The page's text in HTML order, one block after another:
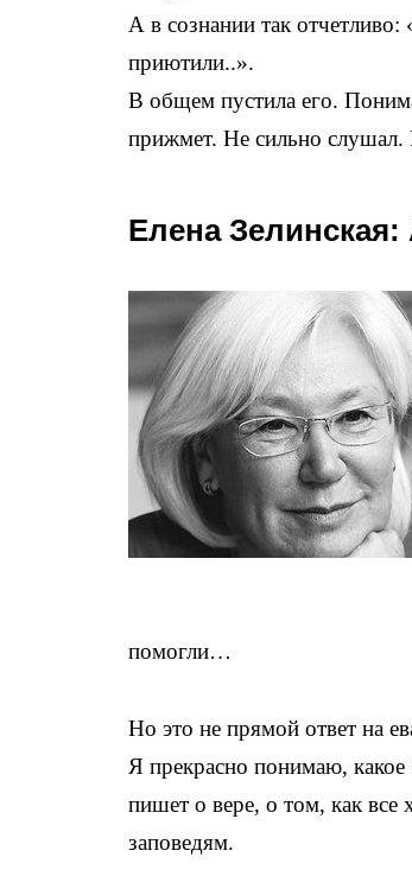
А в сознании так
приютили..».
В общем пустила его.
прижмет. Не сильно
Елена
помогли…
Но это не прямой ответ на
Я прекрасно понимаю,
пишет о вере, о том, как все
заповедям.